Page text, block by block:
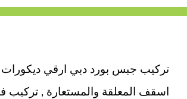
حداد
تركيب جبس بورد دبي ارقي ديكورات
اسقف المعلقة والمستعارة , تركيب